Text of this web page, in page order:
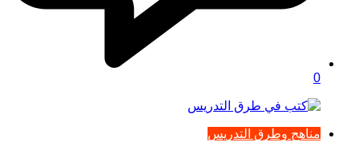
0
مناهج وطرق التدريس